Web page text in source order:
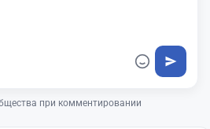
при комментировании